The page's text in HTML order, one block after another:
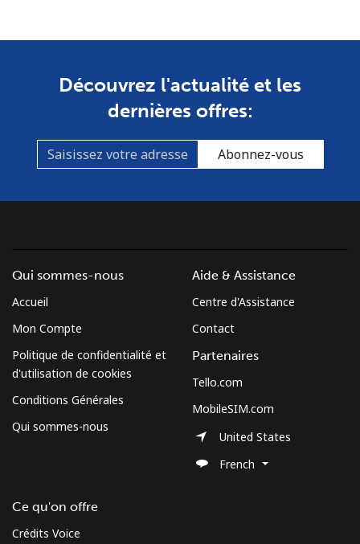
Découvrez l'actualité et les
dernières offres:
Abonnez-vous
Qui sommes-nous
Accueil
Mon Compte
Politique de confidentialité et
d'utilisation de cookies
Conditions Générales
Qui sommes-nous
Ce qu'on offre
Crédits Voice
Aide & Assistance
Centre d'Assistance
Contact
Partenaires
Tello.com
MobileSIM.com
United States
French